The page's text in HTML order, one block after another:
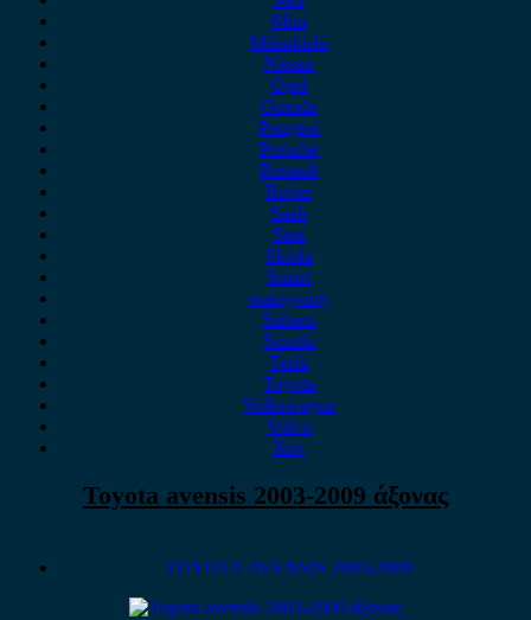
Mini
Mitsubishi
Nissan
Opel
Omoda
Peugeot
Porsche
Renault
Rover
Saab
Seat
Skoda
Smart
ssangyong
Subaru
Suzuki
Tesla
Toyota
Volkswagen
Volvo
Xev
Toyota avensis 2003-2009 άξονας
TOYOTA AVENSIS 2003-2009